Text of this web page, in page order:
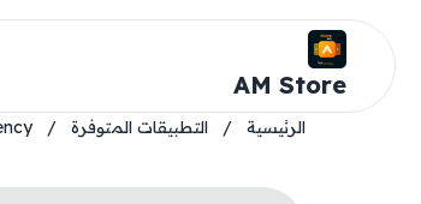
AM Store
الرئيسية / التطبيقات المتوفرة /